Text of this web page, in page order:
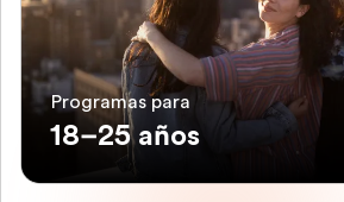
Programas para
18–25 años